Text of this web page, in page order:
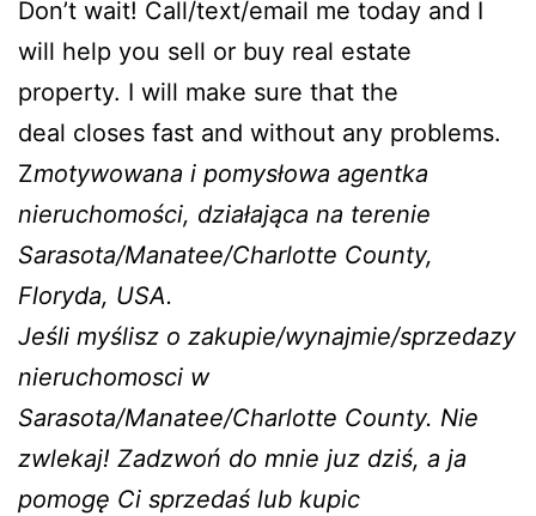
Don’t wait! Call/text/email me today and I
will help you sell or buy real estate
property. I will make sure that the
deal closes fast and without any problems.
Zmotywowana i pomysłowa agentka
nieruchomości, działająca na terenie
Sarasota/Manatee/Charlotte County,
Floryda, USA.
Jeśli myślisz o zakupie/wynajmie/sprzedazy
nieruchomosci w
Sarasota/Manatee/Charlotte County. Nie
zwlekaj! Zadzwoń do mnie juz dziś, a ja
pomogę Ci sprzedaś lub kupic